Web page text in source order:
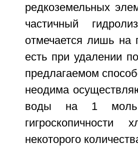
редкоземельных
частичный
отмечается лишь на
есть при удалении
предлагаемом
неодима
воды на 1 моль
некоторого